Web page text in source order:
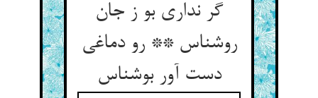
گر نداری بو ز جان
روشناس ** رو دماغی
دست آور بوشناس